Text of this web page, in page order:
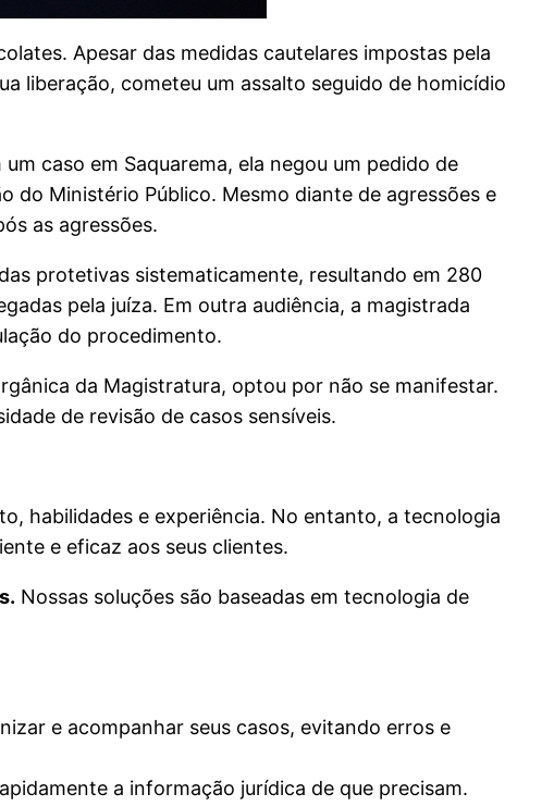
Apesar das medidas cautelares impostas pela
liberação, cometeu um assalto seguido de homicídio
caso em Saquarema, ela negou um pedido de
do Ministério Público. Mesmo diante de agressões e
as agressões.
protetivas sistematicamente, resultando em 280
pela juíza. Em outra audiência, a magistrada
do procedimento.
da Magistratura, optou por não se manifestar.
de revisão de casos sensíveis.
habilidades e experiência. No entanto, a tecnologia
e eficaz aos seus clientes.
Nossas soluções são baseadas em tecnologia de
e acompanhar seus casos, evitando erros e
a informação jurídica de que precisam.